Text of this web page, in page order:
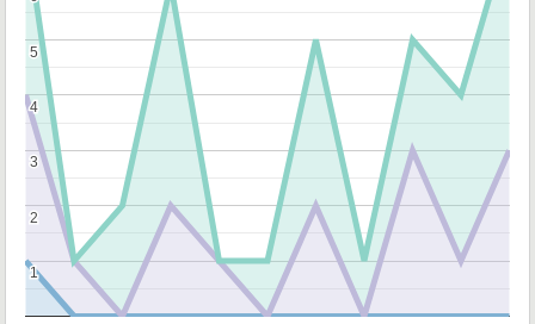
1
1
2
2
3
3
4
4
5
5